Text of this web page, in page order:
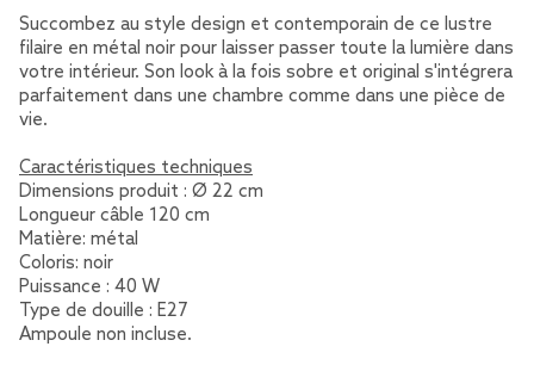
Succombez au style design et contemporain de ce lustre
filaire en métal noir pour laisser passer toute la lumière dans
votre intérieur. Son look à la fois sobre et original s'intégrera
parfaitement dans une chambre comme dans une pièce de
vie.
Caractéristiques techniques
Dimensions produit : Ø 22 cm
Longueur câble 120 cm
Matière: métal
Coloris: noir
Puissance : 40 W
Type de douille : E27
Ampoule non incluse.